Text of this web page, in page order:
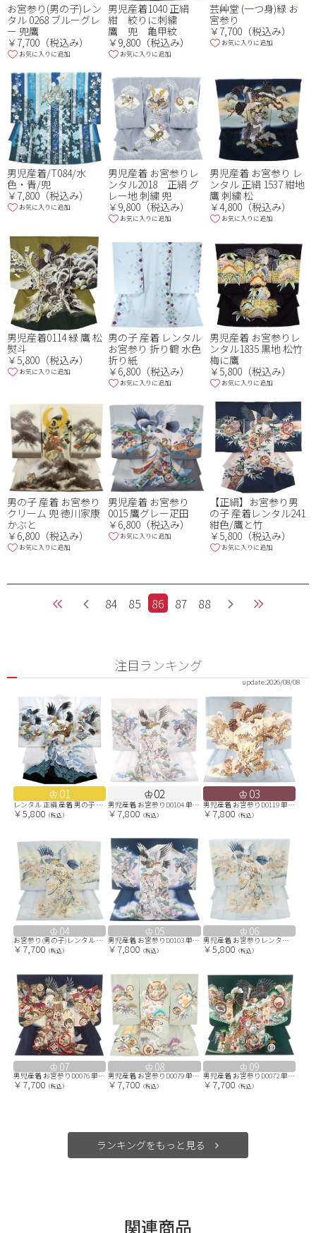
お宮参り(男の子)レン
タル 0268 ブルーグレ
ー 兜鷹
￥7,700（税込み）
お気に入りに追加
男児産着1040 正絹
紺 絞りに刺繍
鷹 兜 亀甲紋
￥9,800（税込み）
お気に入りに追加
芸艸堂 (一つ身)緑 お
宮参り
￥7,700（税込み）
お気に入りに追加
男児産着/T084/水
色・青/兜
￥7,800（税込み）
お気に入りに追加
男児産着 お宮参りレ
ンタル2018 正絹 グ
レー地 刺繍 兜
￥9,800（税込み）
お気に入りに追加
男児産着 お宮参り レ
ンタル 正絹 1537 紺地
鷹 刺繍 松
￥4,800（税込み）
お気に入りに追加
男児産着0114 緑 鷹 松
熨斗
￥5,800（税込み）
お気に入りに追加
男の子 産着 レンタル
お宮参り 折り鶴 水色
折り紙
￥6,800（税込み）
お気に入りに追加
男児産着 お宮参りレ
ンタル1835 黒地 松竹
梅に鷹
￥5,800（税込み）
お気に入りに追加
男の子 産着 お宮参り
クリーム 兜 徳川家康
かぶと
￥6,800（税込み）
お気に入りに追加
男児産着 お宮参り
0015 鷹グレー疋田
￥6,800（税込み）
お気に入りに追加
【正絹】お宮参り男
の子 産着レンタル241
紺色/鷹と竹
￥5,800（税込み）
お気に入りに追加
84 85 86 87 88
注目ランキング
update:2026/08/08
01
レンタル 正絹 産着 男の子 白 鷹 No.67
￥5,800（税込）
02
男児産着 お宮参りD0104 単衣 オフホワイト 鷹兜 富士山 のし
￥7,800 （税込）
03
男児産着 お宮参りD0119 単衣 ブルーグレー 鷹兜 富士山
￥7,800（税込）
04
お宮参り(男の子)レンタル 0292 水色 鷹兜熨斗
￥7,700（税込）
05
男児産着 お宮参りD0103 単衣 紺 鷹兜 富士山 のし
￥7,800 （税込）
06
男児産着 お宮参りレンタル R186水色 熨斗に鷹
￥5,800（税込）
07
男児産着 お宮参りD0076 単衣 濃紺 鷹 のし 刺繍
￥7,700（税込）
08
男児産着 お宮参りD0079 単衣 兜 白緑
￥7,700 （税込）
09
男児産着 お宮参りD0072 単衣 濃緑 鷹小槌兜 流水 刺繍
￥7,700（税込）
ランキングをもっと見る
関連商品